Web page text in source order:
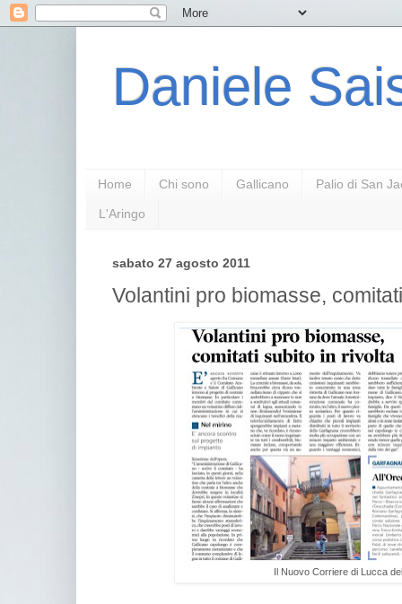
Daniele
Home Chi sono Gallicano Palio di San
L'Aringo
sabato 27 agosto 2011
Volantini pro biomasse,
Il Nuovo Corriere di Lucca